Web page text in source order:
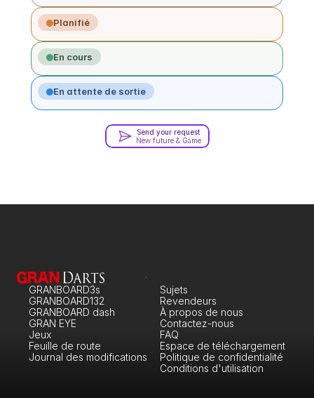
Planifié
En cours
En attente de sortie
Send your request
New future & Game
GRANBOARD3s
GRANBOARD132
GRANBOARD dash
GRAN EYE
Jeux
Feuille de route
Journal des modifications
À propos de nous
Sujets
Revendeurs
Contactez-nous
FAQ
Espace de téléchargement
Politique de confidentialité
Conditions d'utilisation